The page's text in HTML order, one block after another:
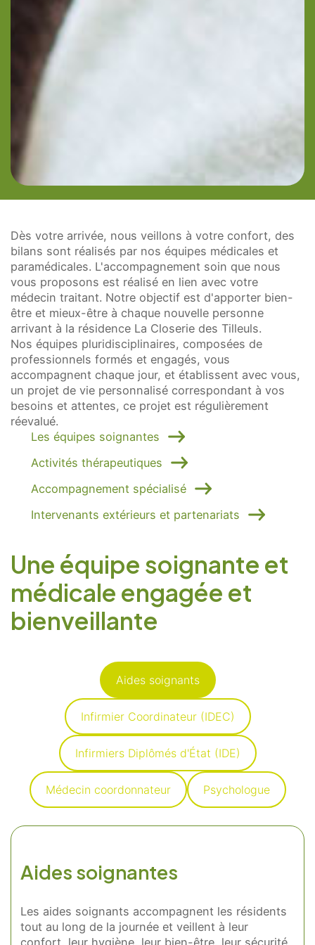
Démarche Éco responsable
Activités thérapeutiques
Accompagnement spécialisé
Nos valeurs
Animations et sorties
Les services
Horaires et accès
La galerie photos
Dès votre arrivée, nous veillons à votre confort, des
bilans sont réalisés par nos équipes médicales et
paramédicales. L'accompagnement soin que nous
vous proposons est réalisé en lien avec votre
médecin traitant. Notre objectif est d'apporter bien-
être et mieux-être à chaque nouvelle personne
arrivant à la résidence La Closerie des Tilleuls.
Nos équipes pluridisciplinaires, composées de
professionnels formés et engagés, vous
accompagnent chaque jour, et établissent avec vous,
un projet de vie personnalisé correspondant à vos
besoins et attentes, ce projet est régulièrement
réevalué.
Les équipes soignantes
Activités thérapeutiques
Accompagnement spécialisé
Intervenants extérieurs et partenariats
Une équipe soignante et
médicale engagée et
bienveillante
Aides soignants
Infirmier Coordinateur (IDEC)
Infirmiers Diplômés d'État (IDE)
Médecin coordonnateur Psychologue
Aides soignantes
Les aides soignants accompagnent les résidents
tout au long de la journée et veillent à leur
confort, leur hygiène, leur bien-être, leur sécurité